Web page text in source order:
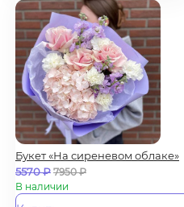
Букет «На сиреневом облаке»
5570₽ 7950₽
В наличии